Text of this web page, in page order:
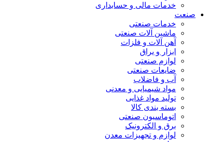
خدمات مالی و حسابداری
صنعت
خدمات صنعتی
ماشین آلات صنعتی
آهن آلات و فلزات
ابزار و یراق
لوازم صنعتی
ضایعات صنعتی
آب و فاضلاب
مواد شیمیایی و معدنی
تولید مواد غذایی
بسته بندی کالا
اتوماسیون صنعتی
برق و الکترونیک
لوازم و تجهیزات معدن